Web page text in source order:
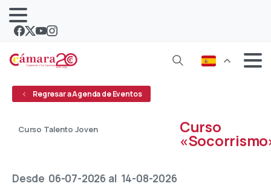
Regresar a Agenda de Eventos
Curso Talento Joven
Curso
Desde 06-07-2026 al 14-08-2026